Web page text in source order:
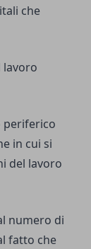
che
lavoro
periferico
in cui si
del lavoro
numero di
fatto che